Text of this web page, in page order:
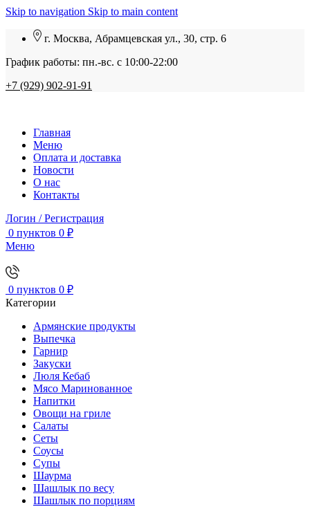
Skip to navigation Skip to main content
г. Москва, Абрамцевская ул., 30, стр. 6
График работы: пн.-вс. с 10:00-22:00
+7 (929) 902-91-91
Главная
Меню
Оплата и доставка
Новости
О нас
Контакты
Логин / Регистрация
0 пунктов 0 ₽
Меню
0 пунктов 0 ₽
Категории
Армянские продукты
Выпечка
Гарнир
Закуски
Люля Кебаб
Мясо Маринованное
Напитки
Овощи на гриле
Салаты
Сеты
Соусы
Супы
Шаурма
Шашлык по весу
Шашлык по порциям